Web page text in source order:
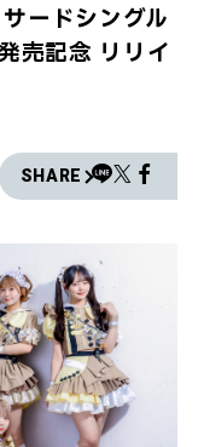
ードシングル
売記念 リリイ
SHARE